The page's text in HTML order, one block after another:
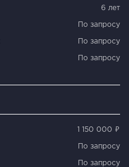
6 лет
По запросу
По запросу
По запросу
1 150 000 ₽
По запросу
По запросу